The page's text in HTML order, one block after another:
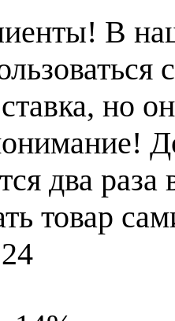
В
но
два
товар